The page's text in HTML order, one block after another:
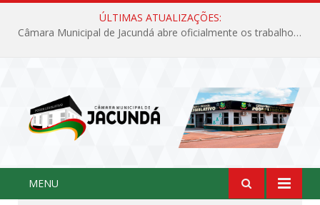
ÚLTIMAS ATUALIZAÇÕES:
Câmara Municipal de Jacundá abre oficialmente os trabalhos legislativos de 2026
MENU